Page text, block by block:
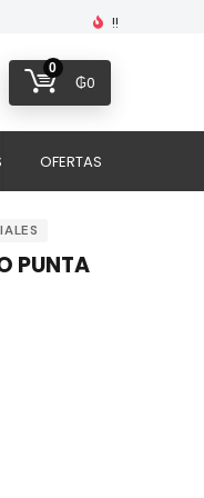
!!
0
₲0
OFERTAS
PUNTA